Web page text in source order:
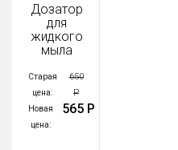
Дозатор
для
жидкого
мыла
Старая
цена:
650
Р
Новая
цена:
565 Р